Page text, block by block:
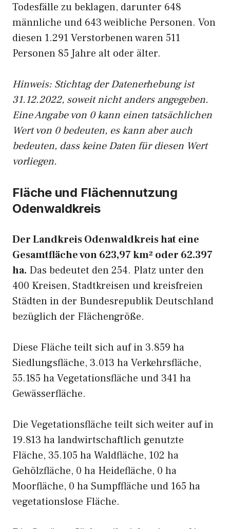
Todesfälle zu beklagen, darunter 648
männliche und 643 weibliche Personen. Von
diesen 1.291 Verstorbenen waren 511
Personen 85 Jahre alt oder älter.
Hinweis: Stichtag der Datenerhebung ist
31.12.2022, soweit nicht anders angegeben.
Eine Angabe von 0 kann einen tatsächlichen
Wert von 0 bedeuten, es kann aber auch
bedeuten, dass keine Daten für diesen Wert
vorliegen.
Fläche und Flächennutzung
Odenwaldkreis
Der Landkreis Odenwaldkreis hat eine
Gesamtfläche von 623,97 km² oder 62.397
ha. Das bedeutet den 254. Platz unter den
400 Kreisen, Stadtkreisen und kreisfreien
Städten in der Bundesrepublik Deutschland
bezüglich der Flächengröße.
Diese Fläche teilt sich auf in 3.859 ha
Siedlungsfläche, 3.013 ha Verkehrsfläche,
55.185 ha Vegetationsfläche und 341 ha
Gewässerfläche.
Die Vegetationsfläche teilt sich weiter auf in
19.813 ha landwirtschaftlich genutzte
Fläche, 35.105 ha Waldfläche, 102 ha
Gehölzfläche, 0 ha Heidefläche, 0 ha
Moorfläche, 0 ha Sumpffläche und 165 ha
vegetationslose Fläche.